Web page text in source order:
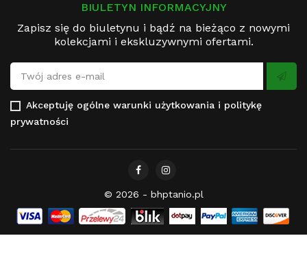
BIULETYN INFORMACYJNY
Zapisz się do biuletynu i bądź na bieżąco z nowymi
kolekcjami i ekskluzywnymi ofertami.
Akceptuję ogólne warunki użytkowania i politykę
prywatności
© 2026 - bhptanio.pl